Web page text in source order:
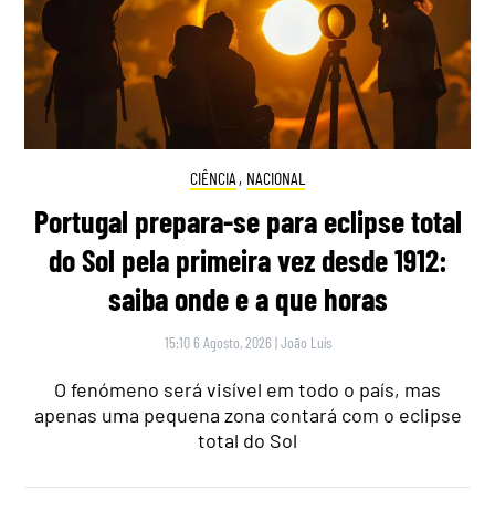
CIÊNCIA , NACIONAL
Portugal prepara-se para eclipse total
do Sol pela primeira vez desde 1912:
saiba onde e a que horas
15:10 6 Agosto, 2026 |João Luís
O fenómeno será visível em todo o país, mas
apenas uma pequena zona contará com o eclipse
total do Sol